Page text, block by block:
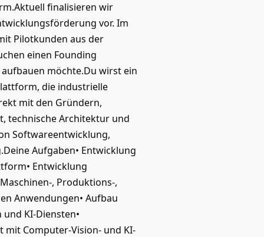
finalisieren wir
vor. Im
Pilotkunden aus der
einen Founding
möchte.Du wirst ein
die industrielle
mit den Gründern,
technische Architektur und
Softwareentwicklung,
Aufgaben• Entwicklung
Entwicklung
, Produktions-,
Anwendungen• Aufbau
KI-Diensten•
mit Computer-Vision- und KI-